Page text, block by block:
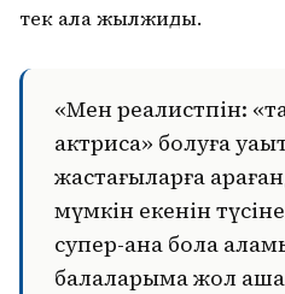
тек алға жылжиды.
«Мен реалистпін: «тарихтағы ең ұлы
актриса» болуға
жастағыларға
мүмкін екенін
супер-ана бола
балаларыма жол